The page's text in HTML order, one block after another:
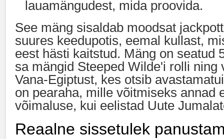
lauamängudest, mida proovida.
See mäng sisaldab moodsat
suures keedupotis, eemal kullast,
eest hästi kaitstud. Mäng on seatud
sa mängid Steeped Wilde'i rolli ning
Vana-Egiptust, kes otsib
on pearaha, mille võitmiseks annad
võimaluse, kui eelistad Uute
Reaalne sissetulek